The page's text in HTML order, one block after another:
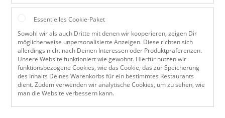
Essentielles Cookie-Paket
Sowohl wir als auch Dritte mit denen wir kooperieren, zeigen Dir
möglicherweise unpersonalisierte Anzeigen. Diese richten sich
allerdings nicht nach Deinen Interessen oder Produktpräferenzen.
Unsere Website funktioniert wie gewohnt. Hierfür nutzen wir
funktionsbezogene Cookies, wie das Cookie, das zur Speicherung
des Inhalts Deines Warenkorbs für ein bestimmtes Restaurants
dient. Zudem verwenden wir analytische Cookies, um zu sehen, wie
man die Website verbessern kann.